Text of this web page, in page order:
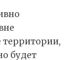
территории,
будет